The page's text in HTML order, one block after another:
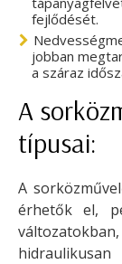
fejlődését.
jobban
a száraz
A
típusai:
A
érhetők el,